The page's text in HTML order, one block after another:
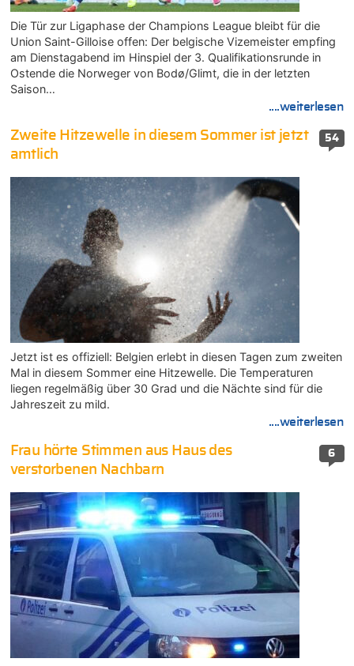
Die Tür zur Ligaphase der Champions League bleibt für die
Union Saint-Gilloise offen: Der belgische Vizemeister empfing
am Dienstagabend im Hinspiel der 3. Qualifikationsrunde in
Ostende die Norweger von Bodø/Glimt, die in der letzten
Saison…
....weiterlesen
54
Zweite Hitzewelle in diesem Sommer ist jetzt
amtlich
Jetzt ist es offiziell: Belgien erlebt in diesen Tagen zum zweiten
Mal in diesem Sommer eine Hitzewelle. Die Temperaturen
liegen regelmäßig über 30 Grad und die Nächte sind für die
Jahreszeit zu mild.
....weiterlesen
6
Frau hörte Stimmen aus Haus des
verstorbenen Nachbarn